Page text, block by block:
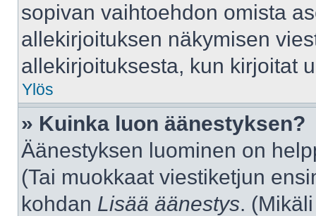
sopivan vaihtoehdon omista
allekirjoituksen näkymisen
allekirjoituksesta, kun kirjoitat
Ylös
» Kuinka luon äänestyksen?
Äänestyksen luominen on
(Tai muokkaat viestiketjun
kohdan Lisää äänestys.